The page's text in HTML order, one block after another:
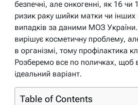
безпечні, але онкогенні, як 16 чи
ризик раку шийки матки чи інших
випадків за даними МОЗ
вирішує косметичну проблему,
в організмі, тому профілактика
Розберемо все по поличках, щоб
ідеальний варіант.
Table of Contents